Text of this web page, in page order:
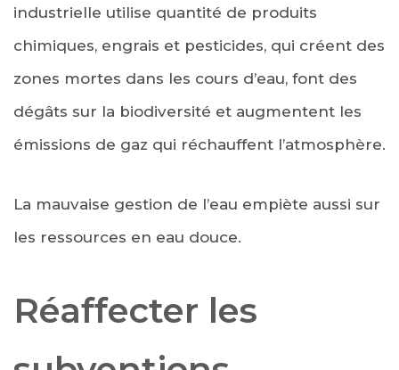
industrielle utilise quantité de produits
chimiques, engrais et pesticides, qui créent des
zones mortes dans les cours d’eau, font des
dégâts sur la biodiversité et augmentent les
émissions de gaz qui réchauffent l’atmosphère.
La mauvaise gestion de l’eau empiète aussi sur
les ressources en eau douce.
Réaffecter les